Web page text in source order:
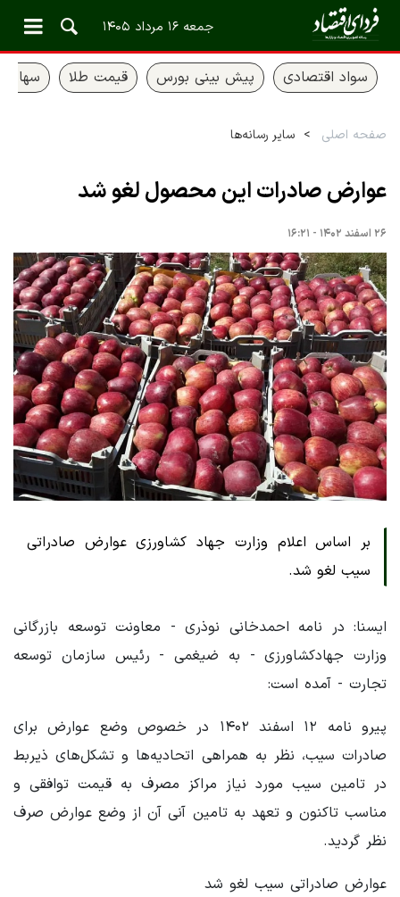
جمعه ۱۶ مرداد ۱۴۰۵
سواد اقتصادی پیش بینی بورس قیمت طلا سهام
صفحه اصلی سایر رسانه‌ها
عوارض صادرات این محصول لغو شد
۲۶ اسفند ۱۴۰۲ - ۱۶:۲۱
بر اساس اعلام وزارت جهاد کشاورزی عوارض صادراتی
سیب لغو شد.
ایسنا: در نامه احمدخانی نوذری - معاونت توسعه بازرگانی
وزارت جهادکشاورزی - به ضیغمی - رئیس سازمان توسعه
تجارت - آمده است:
پیرو نامه ۱۲ اسفند ۱۴۰۲ در خصوص وضع عوارض برای
صادرات سیب، نظر به همراهی اتحادیه‌ها و تشکل‌های ذیربط
در تامین سیب مورد نیاز مراکز مصرف به قیمت توافقی و
مناسب تاکنون و تعهد به تامین آنی آن از وضع عوارض صرف
نظر گردید.
عوارض صادراتی سیب لغو شد